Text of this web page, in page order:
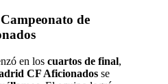
de
en los cuartos de final,
CF Aficionados se